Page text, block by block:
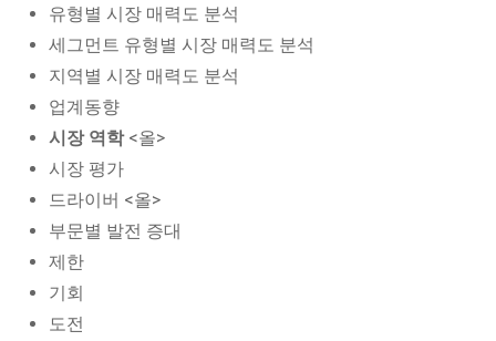
유형별 시장 매력도 분석
세그먼트 유형별 시장 매력도 분석
지역별 시장 매력도 분석
업계동향
시장 역학<올>
시장 평가
드라이버 <올>
부문별 발전 증대
제한
기회
도전